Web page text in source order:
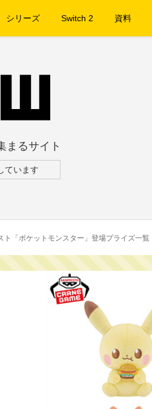
シリーズ Switch 2 資料
まるサイト
ています
ト「ポケットモンスター」登場プライズ一覧